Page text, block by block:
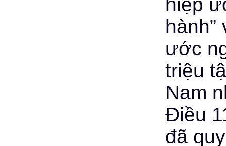
ước
triệu
Nam
Điều
đã